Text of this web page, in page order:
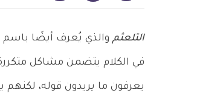
التلعثم والذي يُعرف أيضًا
في الكلام يتضمن مشاكل
يعرفون ما يريدون قوله،